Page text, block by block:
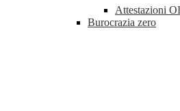
Attestazioni
Burocrazia zero